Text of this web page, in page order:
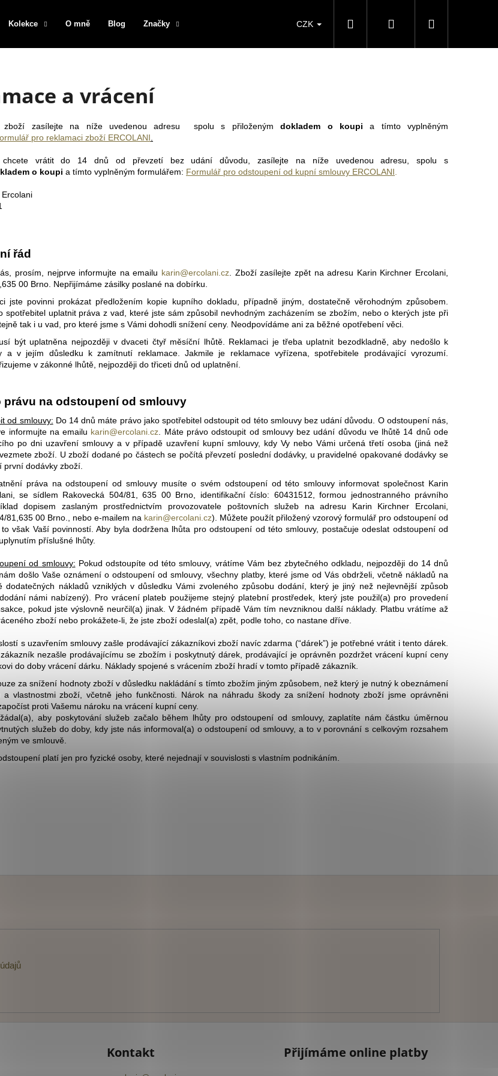
Kolekce O mně Blog Značky CZK Přihlášení
a vrácení
zboží zasílejte na níže uvedenou adresu spolu s přiloženým dokladem o koupi
a tímto vyplněným
pro reklamaci zboží ERCOLANI
vrátit do 14 dnů od převzetí bez udání důvodu, zasílejte na níže uvedenou adresu,
spolu s
o koupi a tímto vyplněným formulářem: Formulář pro odstoupení od kupní smlouvy ERCOLANI
řád
prosím, nejprve informujte na emailu karin@ercolani.cz . Zboží zasílejte zpět na adresu Karin Kirchner Ercolani,
00 Brno . Nepřijímáme zásilky poslané na dobírku.
jste povinni prokázat předložením kopie kupního dokladu, případně jiným, dostatečně věrohodným způsobem.
spotřebitel uplatnit práva z vad, které jste sám způsobil nevhodným zacházením se zbožím, nebo o kterých jste při
tak i u vad, pro které jsme s Vámi dohodli snížení ceny. Neodpovídáme ani za běžné opotřebení věci.
být uplatněna nejpozději v dvaceti čtyř měsíční lhůtě. Reklamaci je třeba uplatnit bezodkladně, aby nedošlo k
a v jejím důsledku k zamítnutí reklamace. Jakmile je reklamace vyřízena, spotřebitele prodávající vyrozumí.
v zákonné lhůtě, nejpozději do třiceti dnů od uplatnění.
právu na odstoupení od smlouvy
od smlouvy: Do 14 dnů máte právo jako spotřebitel odstoupit od této smlouvy bez udání důvodu. O odstoupení nás,
informujte na emailu karin@ercolani.cz . Máte právo odstoupit od smlouvy bez udání důvodu ve lhůtě 14 dnů ode
po dni uzavření smlouvy a v případě uzavření kupní smlouvy, kdy Vy nebo Vámi určená třetí osoba (jiná než
zboží. U zboží dodané po částech se počítá převzetí poslední dodávky, u pravidelné opakované dodávky se
první dodávky zboží.
práva na odstoupení od smlouvy musíte o svém odstoupení od této smlouvy informovat společnost Karin
, se sídlem Rakovecká 504/81, 635 00 Brno, identifikační číslo: 60431512 , formou jednostranného právního
dopisem zaslaným prostřednictvím provozovatele poštovních služeb na adresu Karin Kirchner Ercolani,
81,635 00 Brno
, nebo e-mailem na karin@ercolani.cz). Můžete použít přiložený vzorový formulář pro odstoupení od
však Vaší povinností. Aby byla dodržena lhůta pro odstoupení od této smlouvy, postačuje odeslat odstoupení od
příslušné lhůty.
od smlouvy: Pokud odstoupíte od této smlouvy, vrátíme Vám bez zbytečného odkladu, nejpozději do 14 dnů
došlo Vaše oznámení o odstoupení od smlouvy, všechny platby, které jsme od Vás obdrželi, včetně nákladů na
dodatečných nákladů vzniklých v důsledku Vámi zvoleného způsobu dodání, který je jiný než nejlevnější způsob
námi nabízený). Pro vrácení plateb použijeme stejný platební prostředek, který jste použil(a) pro provedení
pokud jste výslovně neurčil(a) jinak. V žádném případě Vám tím nevzniknou další náklady. Platbu vrátíme až
zboží nebo prokážete-li, že jste zboží odeslal(a) zpět, podle toho, co nastane dříve.
s uzavřením smlouvy zašle prodávající zákazníkovi zboží navíc zdarma (“dárek”) je potřebné vrátit i tento dárek.
nezašle prodávajícímu se zbožím i poskytnutý dárek, prodávající je oprávněn pozdržet vrácení kupní ceny
do doby vrácení dárku. Náklady spojené s vrácením zboží hradí v tomto případě zákazník.
za snížení hodnoty zboží v důsledku nakládání s tímto zbožím jiným způsobem, než který je nutný k obeznámení
vlastnostmi zboží, včetně jeho funkčnosti. Nárok na náhradu škody za snížení hodnoty zboží jsme oprávněni
proti Vašemu nároku na vrácení kupní ceny.
aby poskytování služeb začalo během lhůty pro odstoupení od smlouvy, zaplatíte nám částku úměrnou
služeb do doby, kdy jste nás informoval(a) o odstoupení od smlouvy, a to v porovnání s celkovým rozsahem
ve smlouvě.
platí jen pro fyzické osoby, které nejednají v souvislosti s vlastním podnikáním.
Doporučujeme
Kontakt Přijímáme online platby